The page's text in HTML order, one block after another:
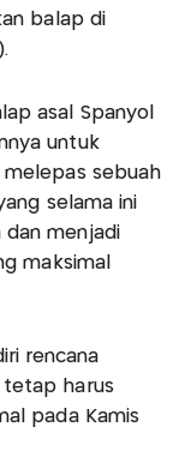
balap di
asal Spanyol
untuk
melepas sebuah
selama ini
dan menjadi
maksimal
rencana
tetap harus
pada Kamis